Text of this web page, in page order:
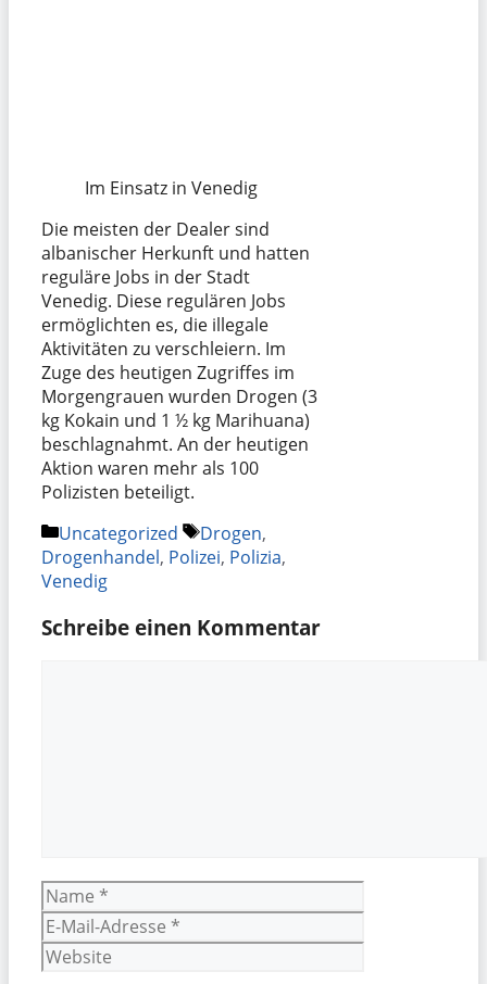
Im Einsatz in Venedig
Die meisten der Dealer sind
albanischer Herkunft und hatten
reguläre Jobs in der Stadt
Venedig. Diese regulären Jobs
ermöglichten es, die illegale
Aktivitäten zu verschleiern. Im
Zuge des heutigen Zugriffes im
Morgengrauen wurden Drogen (3
kg Kokain und 1 ½ kg Marihuana)
beschlagnahmt. An der heutigen
Aktion waren mehr als 100
Polizisten beteiligt.
Kategorien
Uncategorized Schlagwörter
Drogen,
Drogenhandel, Polizei, Polizia,
Venedig
Schreibe einen Kommentar
Name
E-
Mail-
Adresse
Website